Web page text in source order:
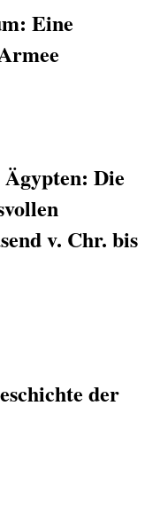
Eine
Die
v. Chr. bis
der